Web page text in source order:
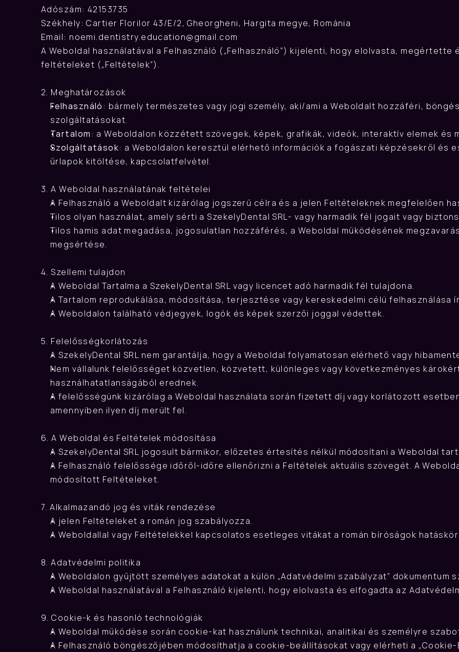
Adószám: 42153735
Székhely: Cartier Florilor 43/E/2, Gheorgheni, Hargita megye, Románia
Email: noemi.dentistry.education@gmail.com
A Weboldal használatával a Felhasználó („Felhasználó”) kijelenti, hogy elolvasta,
feltételeket („Feltételek”).
2. Meghatározások
Felhasználó : bármely természetes vagy jogi személy, aki/ami a Weboldalt hozzáféri,
szolgáltatásokat.
Tartalom : a Weboldalon közzétett szövegek, képek, grafikák, videók, interaktív elemek és
Szolgáltatások: a Weboldalon keresztül elérhető információk a fogászati képzésekről és
űrlapok kitöltése, kapcsolatfelvétel.
3. A Weboldal használatának feltételei
A Felhasználó a Weboldalt kizárólag jogszerű célra és a jelen Feltételeknek megfelelően
Tilos olyan használat, amely sérti a SzekelyDental SRL- vagy harmadik fél jogait vagy
Tilos hamis adat megadása, jogosulatlan hozzáférés, a Weboldal működésének
megsértése.
4. Szellemi tulajdon
A Weboldal Tartalma a SzekelyDental SRL vagy licencet adó harmadik fél tulajdona.
A Tartalom reprodukálása, módosítása, terjesztése vagy kereskedelmi célú felhasználása
A Weboldalon található védjegyek, logók és képek szerzői joggal védettek.
5. Felelősségkorlátozás
A SzekelyDental SRL nem garantálja, hogy a Weboldal folyamatosan elérhető vagy
Nem vállalunk felelősséget közvetlen, közvetett, különleges vagy következményes
használhatatlanságából erednek.
A felelősségünk kizárólag a Weboldal használata során fizetett díj vagy korlátozott
amennyiben ilyen díj merült fel.
6. A Weboldal és Feltételek módosítása
A SzekelyDental SRL jogosult bármikor, előzetes értesítés nélkül módosítani a Weboldal
A Felhasználó felelőssége időről-időre ellenőrizni a Feltételek aktuális szövegét. A
módosított Feltételeket.
7. Alkalmazandó jog és viták rendezése
A jelen Feltételeket a román jog szabályozza.
A Weboldallal vagy Feltételekkel kapcsolatos esetleges vitákat a román bíróságok
8. Adatvédelmi politika
A Weboldalon gyűjtött személyes adatokat a külön „Adatvédelmi szabályzat” dokumentum
A Weboldal használatával a Felhasználó kijelenti, hogy elolvasta és elfogadta az
9. Cookie-k és hasonló technológiák
A Weboldal működése során cookie-kat használunk technikai, analitikai és személyre
A Felhasználó böngészőjében módosíthatja a cookie-beállításokat vagy elérheti a